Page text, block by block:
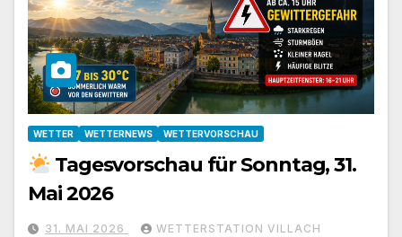
WETTER WETTERNEWS WETTERVORSCHAU
Tagesvorschau für Sonntag, 31.
Mai 2026
31. MAI 2026 WETTERSTATION VILLACH